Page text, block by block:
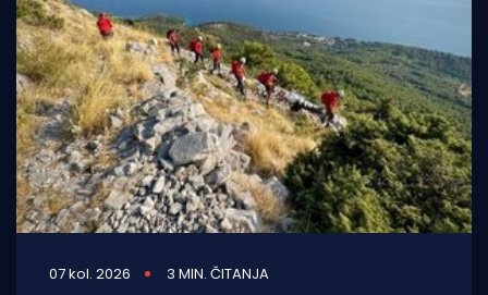
07 kol. 2026 3 MIN. ČITANJA